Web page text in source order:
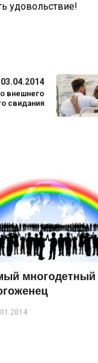
удовольствие!
03.04.2014
внешнего
свидания
многодетный